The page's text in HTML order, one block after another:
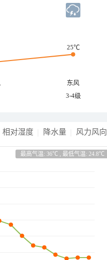
25℃
东风
3-4级
相对湿度 降水量 风力风向
最高气温: 36℃ , 最低气温: 24.8℃